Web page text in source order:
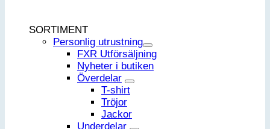
SORTIMENT
Personlig utrustning
FXR Utförsäljning
Nyheter i butiken
Överdelar
T-shirt
Tröjor
Jackor
Underdelar